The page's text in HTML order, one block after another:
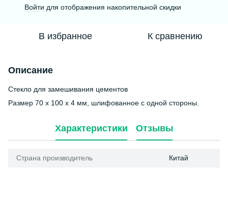
Войти для отображения накопительной скидки
В избранное К сравнению
Описание
Стекло для замешивания цементов
Размер 70 х 100 х 4 мм, шлифованное с одной стороны.
Характеристики Отзывы
Страна производитель Китай